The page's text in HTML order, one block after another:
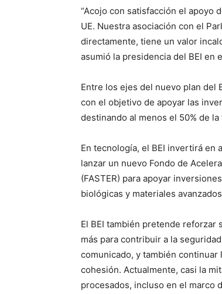
“Acojo con satisfacción el apoyo
UE. Nuestra asociación con el
directamente, tiene un valor
asumió la presidencia del BEI en
Entre los ejes del nuevo plan del
con el objetivo de apoyar las
destinando al menos el 50% de
En tecnología, el BEI invertirá en
lanzar un nuevo Fondo de
(FASTER) para apoyar
biológicas y materiales
El BEI también pretende reforzar
más para contribuir a la
comunicado, y también
cohesión. Actualmente, casi la
procesados, incluso en el marco